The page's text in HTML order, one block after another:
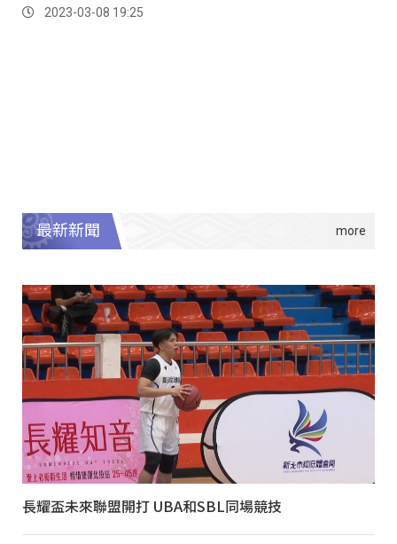
2023-03-08 19:25
最新新聞
長耀盃未來聯盟開打 UBA和SBL同場競技